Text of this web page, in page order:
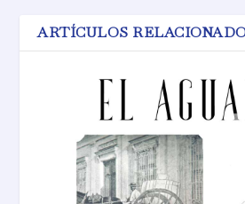
ARTÍCULOS